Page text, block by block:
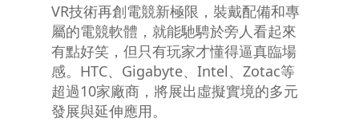
VR技術再創電競新極限，裝戴配備和專
屬的電競軟體，就能馳騁於旁人看起來
有點好笑，但只有玩家才懂得逼真臨場
感。HTC、Gigabyte、Intel、Zotac等
超過10家廠商，將展出虛擬實境的多元
發展與延伸應用。